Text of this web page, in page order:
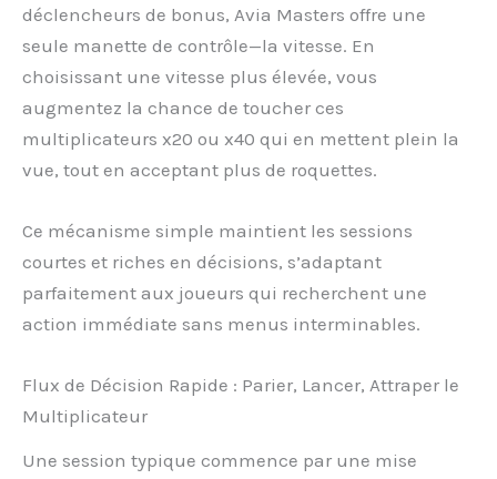
déclencheurs de bonus, Avia Masters offre une
seule manette de contrôle—la vitesse. En
choisissant une vitesse plus élevée, vous
augmentez la chance de toucher ces
multiplicateurs x20 ou x40 qui en mettent plein la
vue, tout en acceptant plus de roquettes.
Ce mécanisme simple maintient les sessions
courtes et riches en décisions, s’adaptant
parfaitement aux joueurs qui recherchent une
action immédiate sans menus interminables.
Flux de Décision Rapide : Parier, Lancer, Attraper le
Multiplicateur
Une session typique commence par une mise